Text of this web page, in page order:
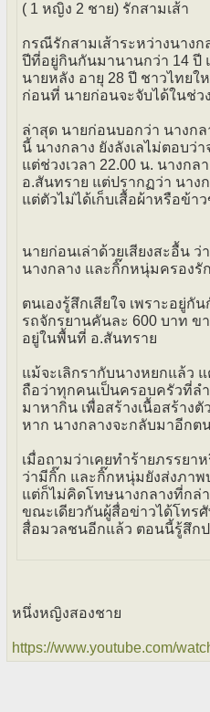
( 1 หญิง 2 ชาย) รักสามเส้า
กรณีรักสามเส้าระหว่างนาง
ปีที่อยู่กินกันมานานกว่า 14 ปี
นายหลัง อายุ 28 ปี ชาวไทย
ก่อนที่ นายก่อนจะจับได้ในช่ว
ล่าสุด นายก่อนบอกว่า นางก
นี้ นางกลาง ยังลังเลไม่ตอบว่า
แต่ช่วงเวลา 22.00 น. นางก
อ.สันทราย แต่ปรากฏว่า นาง
แต่ตัวไม่ได้เก็บเสื้อผ้าหรือข้า
นายก่อนเล่าด้วยเสียงสะอื้น
นางกลาง และกิ๊กหนุ่มครองรั
ตนเองรู้สึกเสียใจ เพราะอยู่
รถจักรยานคันละ 600 บาท ข
อยู่ในพื้นที่ อ.สันทราย
แม้จะเลิกรากับนางหยกแล้ว
ถือว่าทุกคนเป็นครอบครัวที่ล
มาหากิน เพื่อสร้างเนื้อสร้าง
หาก นางกลางจะกลับมาอีกต
เมื่อถามว่าเคยทำร้ายภรรย
ว่ามีกิ๊ก และกิ๊กหนุ่มยังส่งภาพ
แต่ก็ไม่คิดโทษนางกลางที่กล่
ขณะเดียวกันผู้สื่อข่าวได้โท
สื่อมวลชนอีกแล้ว ตอนนี้รู้สึก
หนึ่งหญิงสองชาย
https://www.youtube.com/